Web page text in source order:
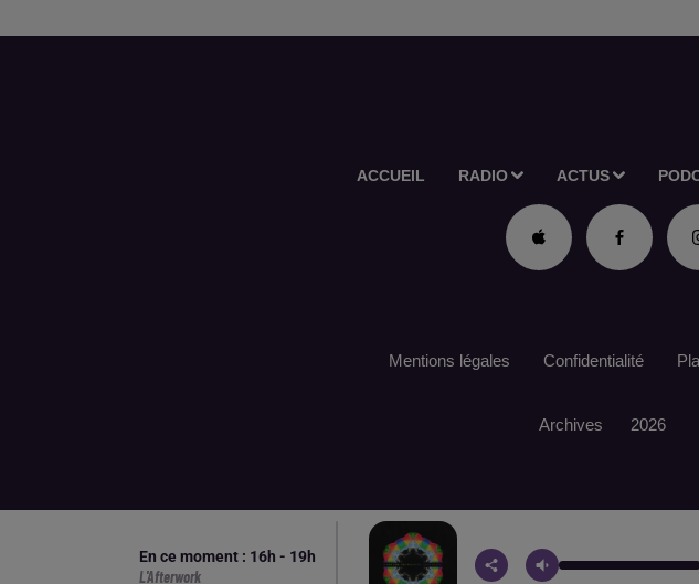
ACCUEIL RADIO ACTUS
En ce moment : 16h - 19h
L'Afterwork
Mentions légales Confidentialité
Archives 2026